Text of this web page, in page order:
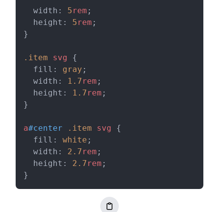
  width:
5rem ;
  height:
5rem ;
}
.item svg {
  fill:
gray ;
  width:
1.7rem ;
  height:
1.7rem ;
}
a#center .item svg {
  fill:
white ;
  width:
2.7rem ;
  height:
2.7rem ;
}